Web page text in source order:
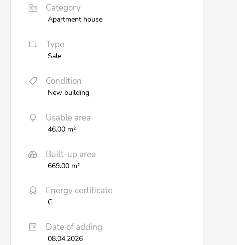
Category
Apartment house
Type
Sale
Condition
New building
Usable area
46.00 m²
Built-up area
669.00 m²
Energy certificate
G
Date of adding
08.04.2026